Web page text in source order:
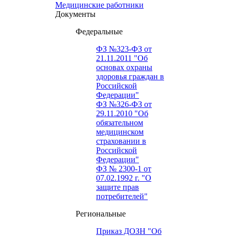
Медицинские работники
Документы
Федеральные
ФЗ №323-ФЗ от
21.11.2011 "Об
основах охраны
здоровья граждан в
Российской
Федерации"
ФЗ №326-ФЗ от
29.11.2010 "Об
обязательном
медицинском
страховании в
Российской
Федерации"
ФЗ № 2300-1 от
07.02.1992 г. "О
защите прав
потребителей"
Региональные
Приказ ДОЗН "Об